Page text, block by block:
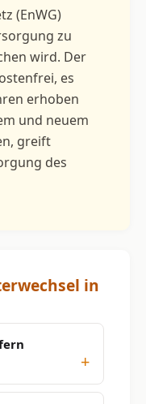
(EnWG)
zu
wird. Der
es
erhoben
und neuem
greift
des
in